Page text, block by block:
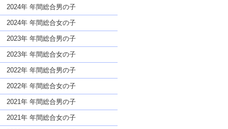
名前であっても奇抜すぎない
2024年 年間総合男の子
2024年 年間総合女の子
2023年 年間総合男の子
2023年 年間総合女の子
2022年 年間総合男の子
2022年 年間総合女の子
2021年 年間総合男の子
2021年 年間総合女の子